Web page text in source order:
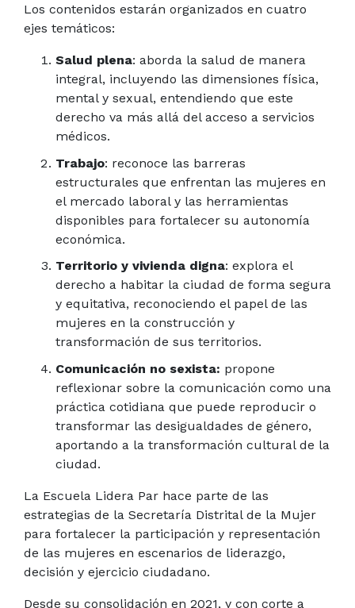
Los contenidos estarán organizados en cuatro
ejes temáticos:
Salud plena: aborda la salud de manera
integral, incluyendo las dimensiones física,
mental y sexual, entendiendo que este
derecho va más allá del acceso a servicios
médicos.
Trabajo: reconoce las barreras
estructurales que enfrentan las mujeres en
el mercado laboral y las herramientas
disponibles para fortalecer su autonomía
económica.
Territorio y vivienda digna: explora el
derecho a habitar la ciudad de forma segura
y equitativa, reconociendo el papel de las
mujeres en la construcción y
transformación de sus territorios.
Comunicación no sexista: propone
reflexionar sobre la comunicación como una
práctica cotidiana que puede reproducir o
transformar las desigualdades de género,
aportando a la transformación cultural de la
ciudad.
La Escuela Lidera Par hace parte de las
estrategias de la Secretaría Distrital de la Mujer
para fortalecer la participación y representación
de las mujeres en escenarios de liderazgo,
decisión y ejercicio ciudadano.
Desde su consolidación en 2021, y con corte a